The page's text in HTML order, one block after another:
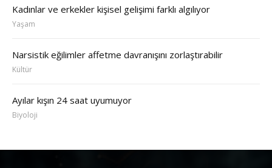
Kadınlar ve erkekler kişisel gelişimi farklı algılıyor
Yaşam
Narsistik eğilimler affetme davranışını zorlaştırabilir
Kültür
Ayılar kışın 24 saat uyumuyor
Biyoloji